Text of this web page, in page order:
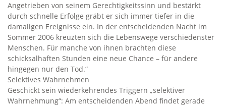
Angetrieben von seinem Gerechtigkeitssinn und bestärkt
durch schnelle Erfolge gräbt er sich immer tiefer in die
damaligen Ereignisse ein. In der entscheidenden Nacht im
Sommer 2006 kreuzten sich die Lebenswege verschiedenster
Menschen. Für manche von ihnen brachten diese
schicksalhaften Stunden eine neue Chance – für andere
hingegen nur den Tod.“
Selektives Wahrnehmen
Geschickt sein wiederkehrendes Triggern „selektiver
Wahrnehmung“: Am entscheidenden Abend findet gerade